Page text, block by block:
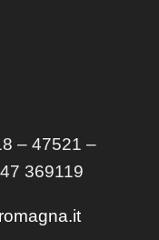
– 47521 –
369119